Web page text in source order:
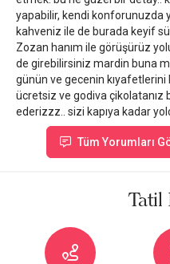
yapabilir, kendi konforunuzda
kahveniz ile de burada keyif
Zozan hanım ile görüşürüz
de girebilirsiniz mardin buna
günün ve gecenin
ücretsiz ve godiva çikolatanız
ederizzz.. sizi kapıya kadar
Tüm Yorumları
Tatil